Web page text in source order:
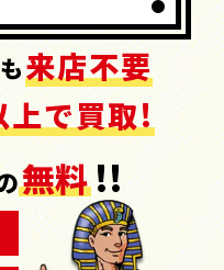
来店不要
上で買取!
無料 !!